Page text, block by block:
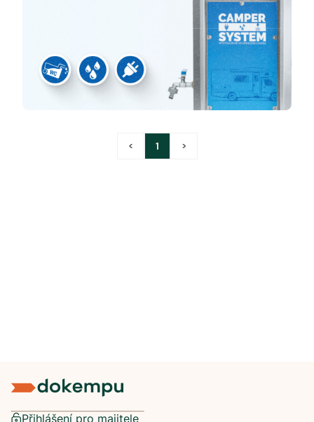
< 1 >
Přihlášení pro majitele